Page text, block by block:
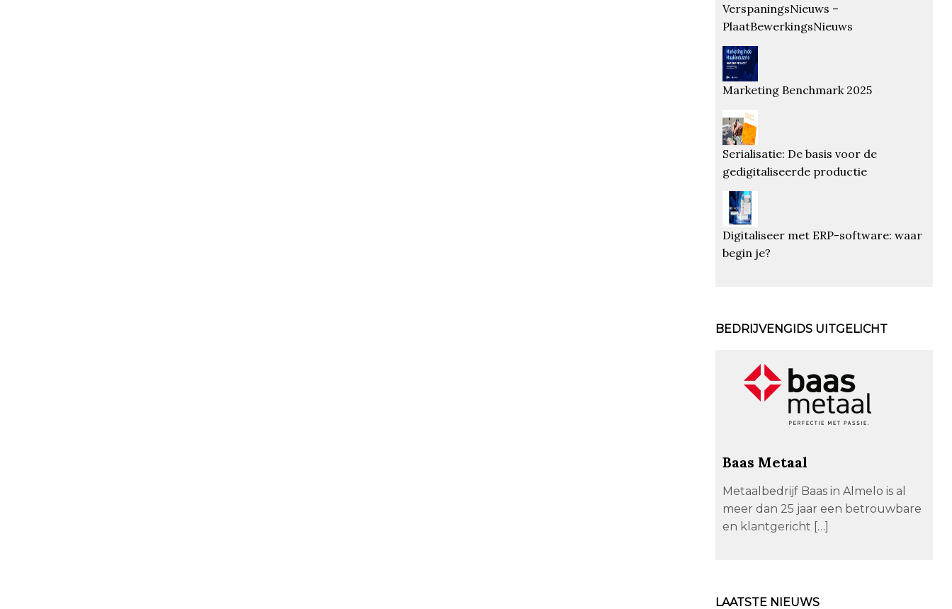
VerspaningsNieuws –
PlaatBewerkingsNieuws
Marketing Benchmark 2025
Serialisatie: De basis voor de
gedigitaliseerde productie
Digitaliseer met ERP-software: waar
begin je?
BEDRIJVENGIDS UITGELICHT
Baas Metaal
Metaalbedrijf Baas in Almelo is al
meer dan 25 jaar een betrouwbare
en klantgericht […]
LAATSTE NIEUWS